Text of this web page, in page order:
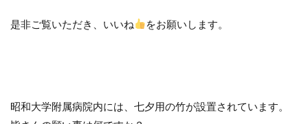
是非ご覧いただき、いいね をお願いします。
昭和大学附属病院内には、七夕用の竹が設置されています。